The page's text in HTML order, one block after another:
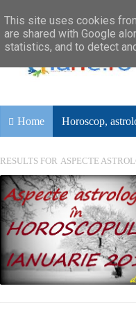
Home Horoscop,
RESULTS FOR ASPECTE
This site uses cookies
are shared with Google
statistics, and to detect